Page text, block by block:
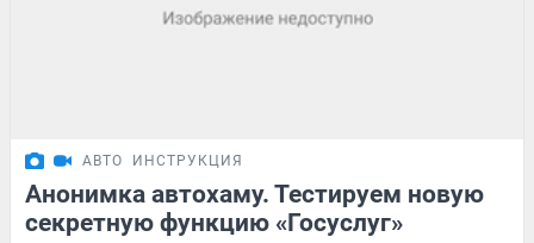
АВТО ИНСТРУКЦИЯ
Анонимка автохаму. Тестируем новую
секретную функцию «Госуслуг»